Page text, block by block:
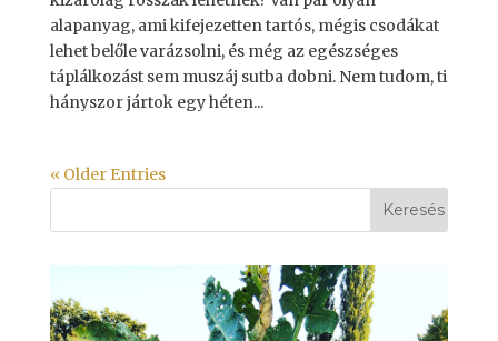
alapanyag, ami kifejezetten tartós, mégis csodákat
lehet belőle varázsolni, és még az egészséges
táplálkozást sem muszáj sutba dobni. Nem tudom, ti
hányszor jártok egy héten...
« Older Entries